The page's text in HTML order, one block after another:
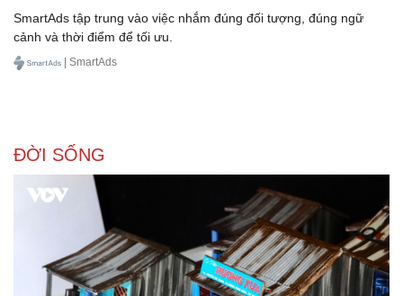
SmartAds tập trung vào việc nhắm đúng đối tượng, đúng ngữ
cảnh và thời điểm để tối ưu.
| SmartAds
ĐỜI SỐNG